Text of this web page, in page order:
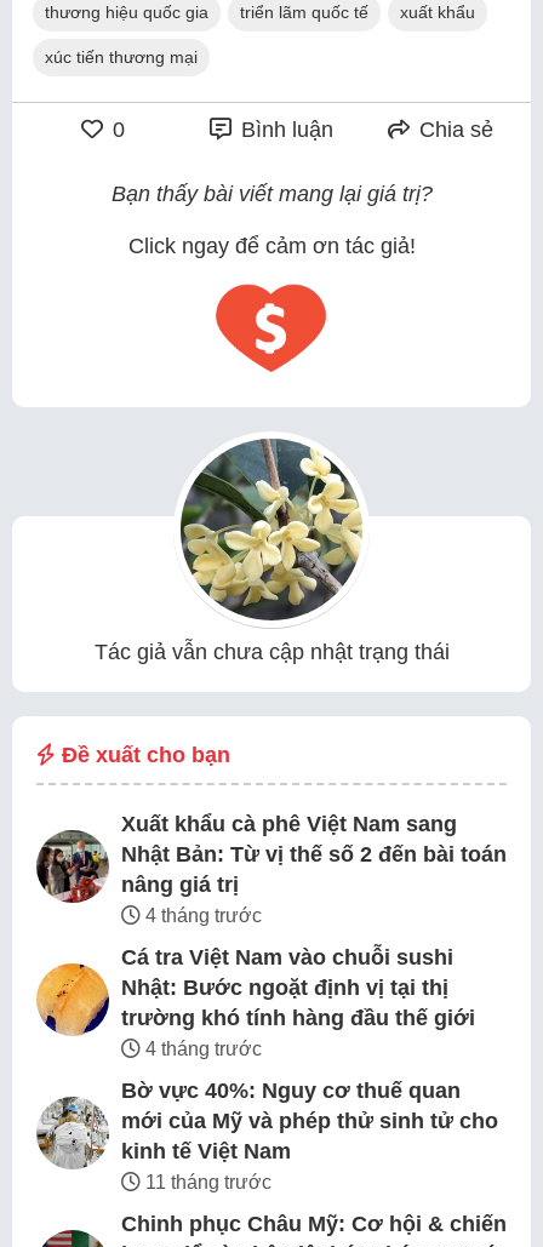
thương hiệu quốc gia triển lãm quốc tế xuất khẩu
xúc tiến thương mại
0 Bình luận Chia sẻ
Bạn thấy bài viết mang lại giá trị?
Click ngay để cảm ơn tác giả!
Tác giả vẫn chưa cập nhật trạng thái
Đề xuất cho bạn
Xuất khẩu cà phê Việt Nam sang
Nhật Bản: Từ vị thế số 2 đến bài toán
nâng giá trị
4 tháng trước
Cá tra Việt Nam vào chuỗi sushi
Nhật: Bước ngoặt định vị tại thị
trường khó tính hàng đầu thế giới
4 tháng trước
Bờ vực 40%: Nguy cơ thuế quan
mới của Mỹ và phép thử sinh tử cho
kinh tế Việt Nam
11 tháng trước
Chinh phục Châu Mỹ: Cơ hội & chiến